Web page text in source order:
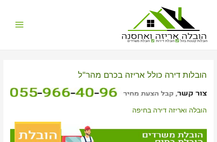
הובלות קטנות בזול הובלת דירות הובלת משרדים
הובלות דירה כולל אריזה בכרם מהר"ל
הובלה ואריזה דירה בחיפה